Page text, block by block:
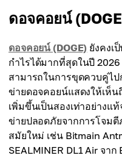
ดอจคอยน์
ดอจคอยน์ (DOGE) ยังคงเ
กำไรได้มากที่สุดในปี
สามารถในการขุดควบคู่ไ
ข่ายดอจคอยน์แสดงให้เห็น
เพิ่มขึ้นเป็นสองเท่าอย่างแ
ข่ายปลอดภัยจากการโจมตี
สมัยใหม่ เช่น Bitmain
SEALMINER DL1 Air จา